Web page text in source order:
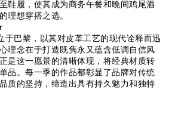
鞋履，使其成为商务午餐和晚间鸡尾酒
理想穿搭之选。
巴黎，以其对皮革工艺的现代诠释而迅
理念在于打造既隽永又蕴含低调自信风
是这一愿景的清晰体现，将经典材质转
品。每一季的作品都彰显了品牌对传统
质的坚持，缔造出具有持久魅力和独特